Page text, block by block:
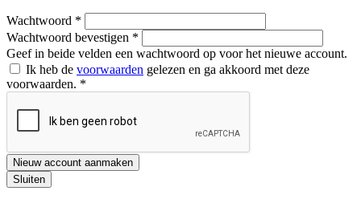
Wachtwoord *
Wachtwoord bevestigen *
Geef in beide velden een wachtwoord op voor het nieuwe account.
Ik heb de voorwaarden gelezen en ga akkoord met deze
voorwaarden. *
Nieuw account aanmaken
Sluiten